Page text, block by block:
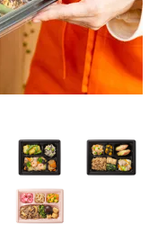
ワタミdeおいしい健康
552円(1食分/税込)